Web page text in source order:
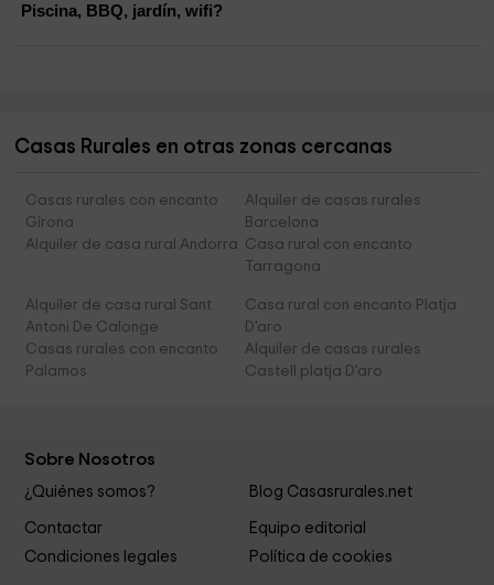
Piscina, BBQ, jardín, wifi?
Casas Rurales en otras zonas cercanas
Casas rurales con encanto
Girona
Alquiler de casas rurales
Barcelona
Alquiler de casa rural Andorra Casa rural con encanto
Tarragona
Alquiler de casa rural Sant
Antoni De Calonge
Casa rural con encanto Platja
D'aro
Casas rurales con encanto
Palamos
Alquiler de casas rurales
Castell platja D'aro
Sobre Nosotros
¿Quiénes somos? Blog Casasrurales.net
Contactar
Equipo editorial
Condiciones legales
Política de cookies